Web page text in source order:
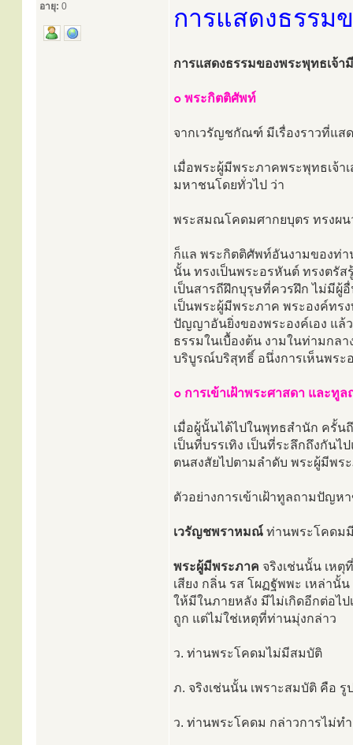
อายุ: 0 การแสดงธรรม
การแสดงธรรมของพระพุทธเจ้
๐ พระกิตติศัพท์
จากเวรัญชกัณฑ์ มีเรื่องราวที่แส
เมื่อพระผู้มีพระภาคพระพุทธเจ้
มหาชนโดยทั่วไป ว่า
พระสมณโคดมศากยบุตร ทรงผน
ก็แล พระกิตติศัพท์อันงามของท่
นั้น ทรงเป็นพระอรหันต์ ทรงตรัส
เป็นสารถีฝึกบุรุษที่ควรฝึก ไม่มีผู้
เป็นพระผู้มีพระภาค พระองค์ทร
ปัญญาอันยิ่งของพระองค์เอง แ
ธรรมในเบื้องต้น งามในท่ามกล
บริบูรณ์บริสุทธิ์ อนึ่งการเห็นพระ
๐ การเข้าเฝ้าพระศาสดา และทู
เมื่อผู้นั้นได้ไปในพุทธสำนัก ครั้น
เป็นที่บรรเทิง เป็นที่ระลึกถึงกัน
ตนสงสัยไปตามลำดับ พระผู้มีพ
ตัวอย่างการเข้าเฝ้าทูลถามปัญ
เวรัญชพราหมณ์ ท่านพระโคดม
พระผู้มีพระภาค จริงเช่นนั้น เหตุ
เสียง กลิ่น รส โผฏฐัพพะ เหล่านั้
ให้มีในภายหลัง มีไม่เกิดอีกต่อไ
ถูก แต่ไม่ใช่เหตุที่ท่านมุ่งกล่าว
ว. ท่านพระโคดมไม่มีสมบัติ
ภ. จริงเช่นนั้น เพราะสมบัติ คือ
ว. ท่านพระโคดม กล่าวการไม่ทำ